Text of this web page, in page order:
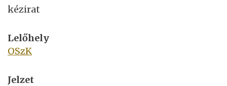
kézirat
Lelőhely
OSzK
Jelzet